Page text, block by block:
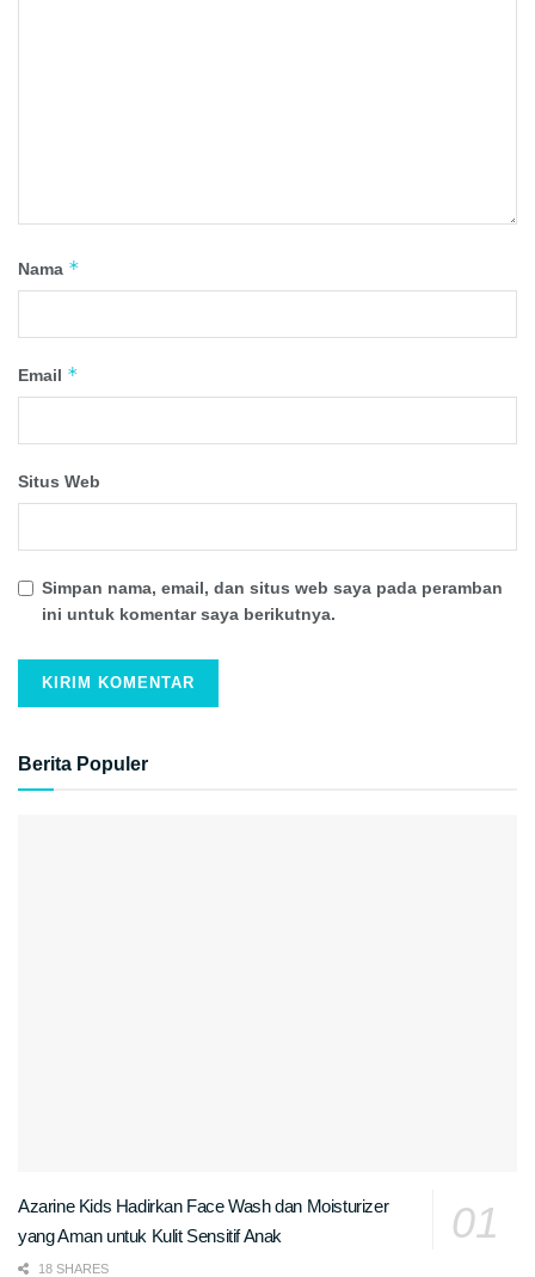
Nama *
Email *
Situs Web
Simpan nama, email, dan situs web saya pada peramban
ini untuk komentar saya berikutnya.
Berita Populer
Azarine Kids Hadirkan Face Wash dan Moisturizer
yang Aman untuk Kulit Sensitif Anak
18 SHARES